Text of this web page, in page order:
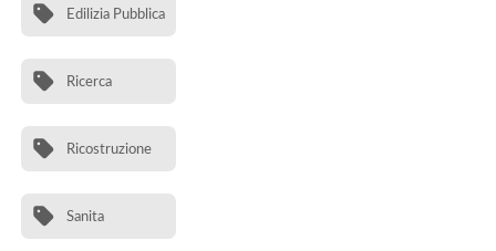
Edilizia Pubblica
Ricerca
Ricostruzione
Sanita